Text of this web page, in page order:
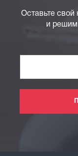
Оставьте
и